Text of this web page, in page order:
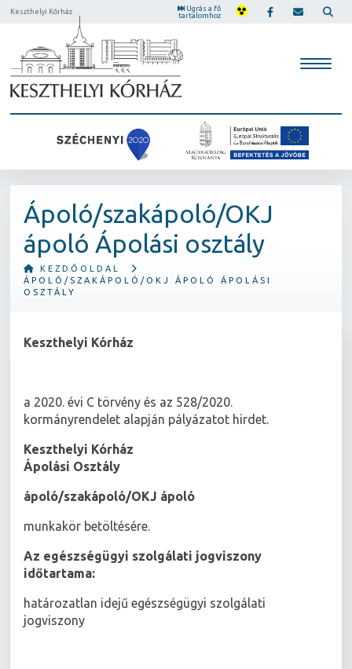
Keszthelyi Kórház
Ugrás a fő
tartalomhoz
Ápoló/szakápoló/OKJ
ápoló Ápolási osztály
KEZDŐOLDAL
ÁPOLÓ/SZAKÁPOLÓ/OKJ ÁPOLÓ ÁPOLÁSI
OSZTÁLY
Keszthelyi Kórház
a 2020. évi C törvény és az 528/2020.
kormányrendelet alapján pályázatot hirdet.
Keszthelyi Kórház
Ápolási Osztály
ápoló/szakápoló/OKJ ápoló
munkakör betöltésére.
Az egészségügyi szolgálati jogviszony
időtartama:
határozatlan idejű egészségügyi szolgálati
jogviszony